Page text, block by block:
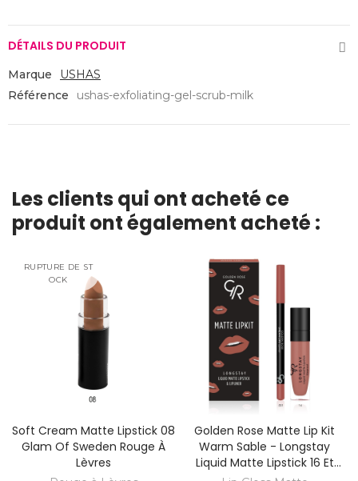
DÉTAILS DU PRODUIT
Marque
USHAS
Référence
ushas-exfoliating-gel-scrub-milk
Les clients qui ont acheté ce
produit ont également acheté :
RUPTURE DE ST
OCK
Soft Cream Matte Lipstick 08
Glam Of Sweden Rouge À
Lèvres
Golden Rose Matte Lip Kit
Warm Sable - Longstay
Liquid Matte Lipstick 16 Et